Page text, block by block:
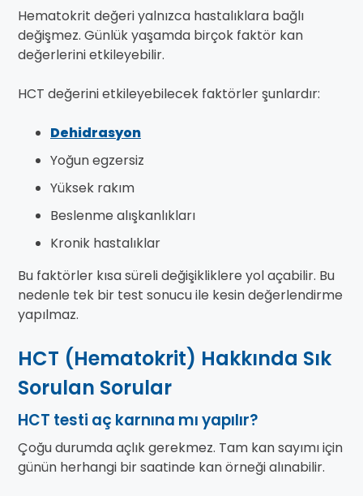
Hematokrit değeri yalnızca hastalıklara bağlı
değişmez. Günlük yaşamda birçok faktör kan
değerlerini etkileyebilir.
HCT değerini etkileyebilecek faktörler şunlardır:
Dehidrasyon
Yoğun egzersiz
Yüksek rakım
Beslenme alışkanlıkları
Kronik hastalıklar
Bu faktörler kısa süreli değişikliklere yol açabilir. Bu
nedenle tek bir test sonucu ile kesin değerlendirme
yapılmaz.
HCT (Hematokrit) Hakkında Sık
Sorulan Sorular
HCT testi aç karnına mı yapılır?
Çoğu durumda açlık gerekmez. Tam kan sayımı için
günün herhangi bir saatinde kan örneği alınabilir.